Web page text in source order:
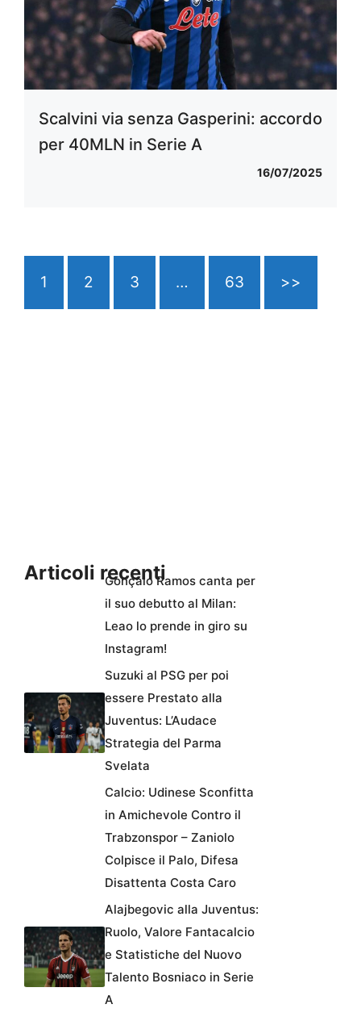
Scalvini via senza Gasperini: accordo
per 40MLN in Serie A
16/07/2025
1 2 3 … 63 >>
Articoli recentiGonçalo Ramos canta per
il suo debutto al Milan:
Leao lo prende in giro su
Instagram!
Suzuki al PSG per poi
essere Prestato alla
Juventus: L’Audace
Strategia del Parma
Svelata
Calcio: Udinese Sconfitta
in Amichevole Contro il
Trabzonspor – Zaniolo
Colpisce il Palo, Difesa
Disattenta Costa Caro
Alajbegovic alla Juventus:
Ruolo, Valore Fantacalcio
e Statistiche del Nuovo
Talento Bosniaco in Serie
A